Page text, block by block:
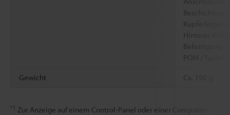
Hinterer
Befestigung
POM /
Gewicht Ca. 190 g
*1 Zur Anzeige auf einem Control-Panel oder einer Computer-